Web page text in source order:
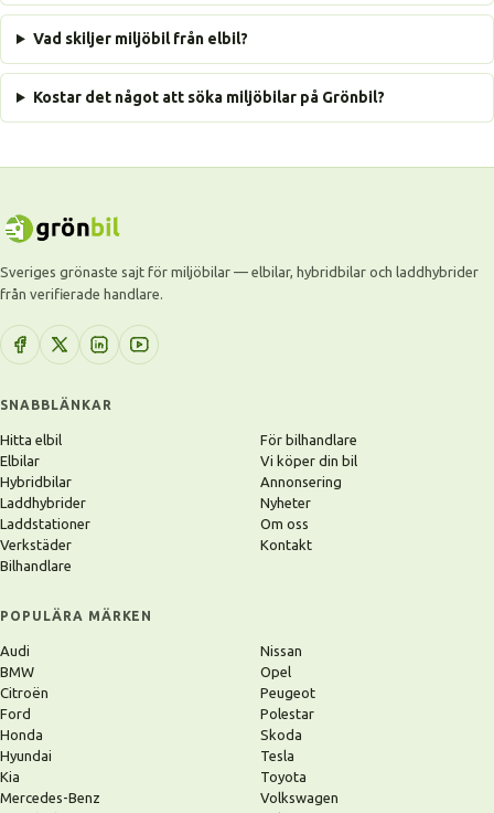
Vad skiljer miljöbil från elbil?
Kostar det något att söka miljöbilar på Grönbil?
Sveriges grönaste sajt för miljöbilar — elbilar, hybridbilar och laddhybrider
från verifierade handlare.
SNABBLÄNKAR
Hitta elbil
Elbilar
Hybridbilar
Laddhybrider
Laddstationer
Verkstäder
Bilhandlare
För bilhandlare
Vi köper din bil
Annonsering
Nyheter
Om oss
Kontakt
POPULÄRA MÄRKEN
Audi
BMW
Citroën
Ford
Honda
Hyundai
Kia
Mercedes-Benz
Nissan
Opel
Peugeot
Polestar
Skoda
Tesla
Toyota
Volkswagen